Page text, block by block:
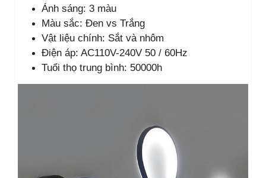
Ánh sáng: 3 màu
Màu sắc: Đen vs Trắng
Vật liệu chính: Sắt và nhôm
Điện áp: AC110V-240V 50 / 60Hz
Tuổi thọ trung bình: 50000h